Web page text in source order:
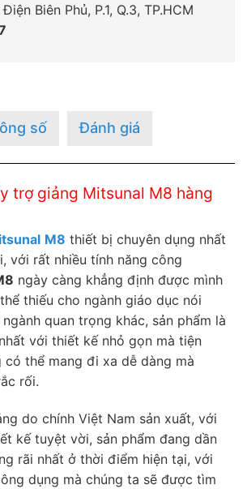
Biên Phủ, P.1, Q.3, TP.HCM
số Đánh giá
trợ giảng Mitsunal M8 hàng
M8 thiết bị chuyên dụng nhất
với rất nhiều tính năng công
ngày càng khẳng định được mình
thiếu cho ngành giáo dục nói
quan trọng khác, sản phẩm là
với thiết kế nhỏ gọn mà tiện
có thể mang đi xa dễ dàng mà
rối.
do chính Việt Nam sản xuất, với
kế tuyệt vời, sản phẩm đang dần
rãi nhất ở thời điểm hiện tại, với
dụng mà chúng ta sẽ được tìm